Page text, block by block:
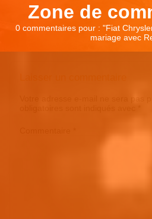
Zone de
0 commentaires pour : "Fiat
mariage avec